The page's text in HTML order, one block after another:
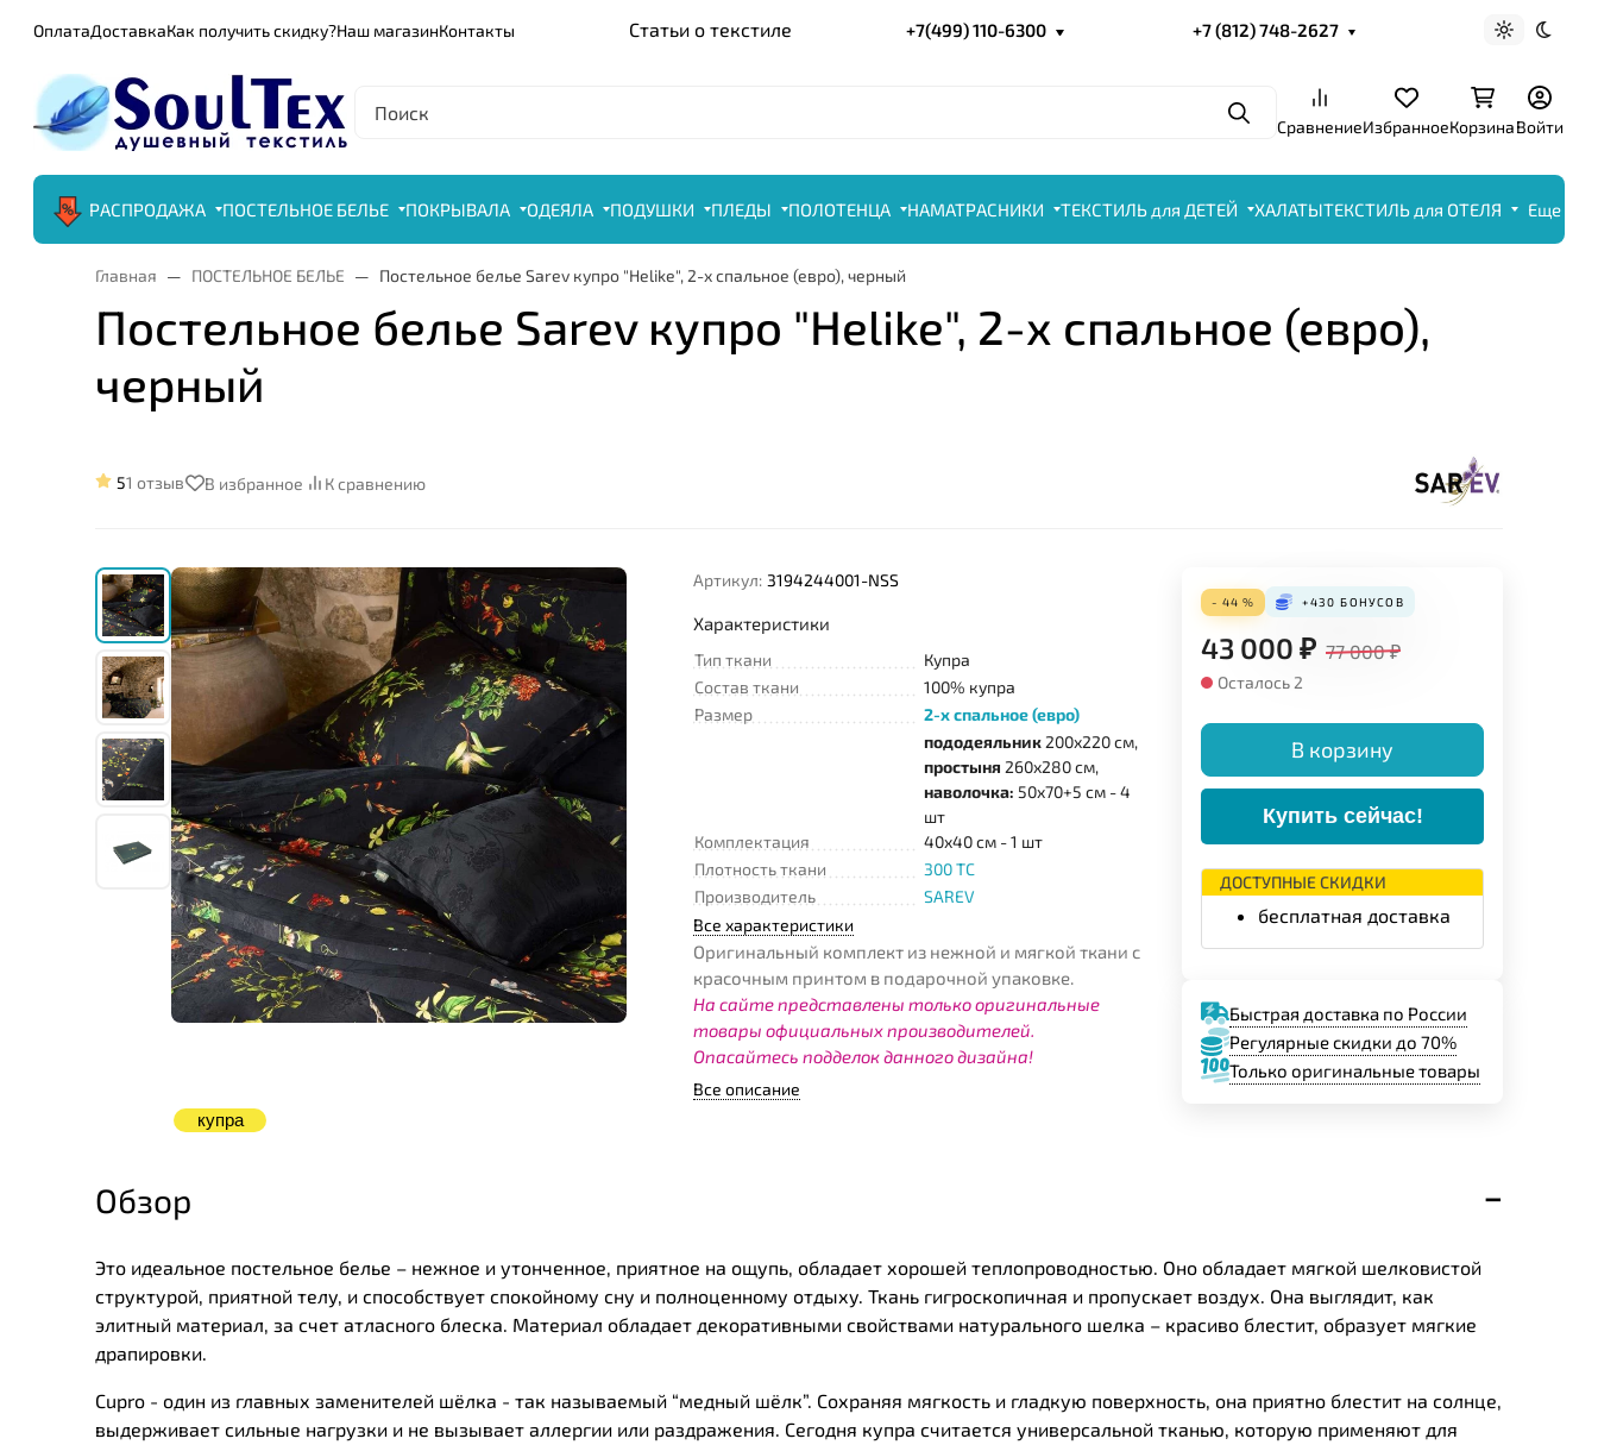
ОплатаДоставкаКак получить скидку?Наш магазинКонтакты Статьи о текстиле +7(499) 110-6300 +7 (812) 748-2627 Светлая
ПоискСравнениеИзбранноеКорзинаВойти
РАСПРОДАЖА ПОСТЕЛЬНОЕ БЕЛЬЕ ПОКРЫВАЛА ОДЕЯЛА ПОДУШКИ ПЛЕДЫ ПОЛОТЕНЦА НАМАТРАСНИКИ ТЕКСТИЛЬ для ДЕТЕЙ ХАЛАТЫТЕКСТИЛЬ для ОТЕЛЯ Еще
Главная ПОСТЕЛЬНОЕ БЕЛЬЕ Постельное белье Sarev купро "Helike", 2-х спальное (евро), черный
Постельное белье Sarev купро "Helike", 2-х спальное (евро),
черный
51 отзыв В избранное К сравнению
купра
Артикул: 3194244001-NSS
Характеристики
Тип ткани
Купра
Состав ткани
100% купра
Размер
2-х спальное (евро)
Комплектация
пододеяльник 200х220 см,
простыня 260х280 см,
наволочка: 50х70+5 см - 4
шт
40х40 см - 1 шт
Плотность ткани
300 TC
Производитель
SAREV
Все характеристики
Оригинальный комплект из нежной и мягкой ткани с
красочным принтом в подарочной упаковке.
На сайте представлены только оригинальные
товары официальных производителей.
Опасайтесь подделок данного дизайна!
Все описание
- 44 % +430 БОНУСОВ
43 000 ₽ 77 000 ₽
Осталось 2
В корзину
Купить сейчас!
ДОСТУПНЫЕ СКИДКИ
бесплатная доставка
Быстрая доставка по России
Регулярные скидки до 70%
Только оригинальные товары
Обзор
Это идеальное постельное белье – нежное и утонченное, приятное на ощупь, обладает хорошей теплопроводностью. Оно обладает мягкой шелковистой
структурой, приятной телу, и способствует спокойному сну и полноценному отдыху. Ткань гигроскопичная и пропускает воздух. Она выглядит, как
элитный материал, за счет атласного блеска. Материал обладает декоративными свойствами натурального шелка – красиво блестит, образует мягкие
драпировки.
Cupro - один из главных заменителей шёлка - так называемый “медный шёлк”. Сохраняя мягкость и гладкую поверхность, она приятно блестит на солнце,
выдерживает сильные нагрузки и не вызывает аллергии или раздражения. Сегодня купра считается универсальной тканью, которую применяют для